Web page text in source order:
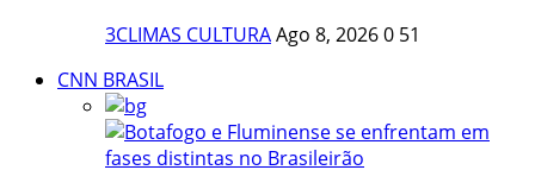
3CLIMAS CULTURAAgo 8, 20260 51
CNN BRASIL